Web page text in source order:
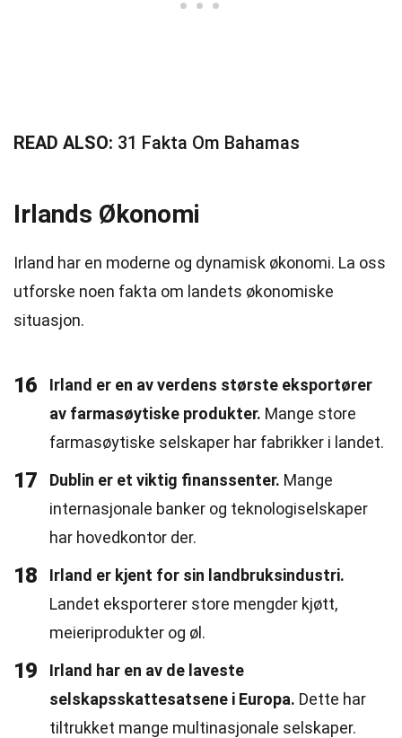
READ ALSO: 31 Fakta Om Bahamas
Irlands Økonomi
Irland har en moderne og dynamisk økonomi. La oss
utforske noen fakta om landets økonomiske
situasjon.
16
Irland er en av verdens største eksportører
av farmasøytiske produkter. Mange store
farmasøytiske selskaper har fabrikker i landet.
17 Dublin er et viktig finanssenter. Mange
internasjonale banker og teknologiselskaper
har hovedkontor der.
18
Irland er kjent for sin landbruksindustri.
Landet eksporterer store mengder kjøtt,
meieriprodukter og øl.
19
Irland har en av de laveste
selskapsskattesatsene i Europa. Dette har
tiltrukket mange multinasjonale selskaper.